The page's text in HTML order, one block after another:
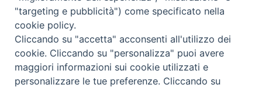
I SERVIZI che offriamo
I nostri social
"targeting e pubblicità") come specificato nella
cookie policy.
Cliccando su "accetta" acconsenti all'utilizzo dei
cookie. Cliccando su "personalizza" puoi avere
maggiori informazioni sui cookie utilizzati e
personalizzare le tue preferenze. Cliccando su